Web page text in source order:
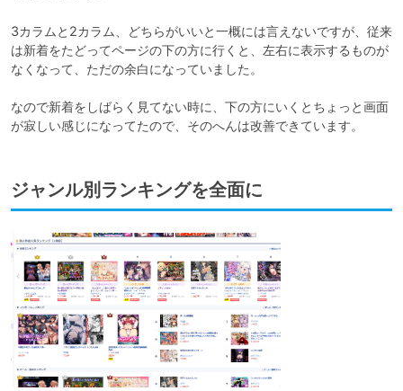
3カラムと2カラム、どちらがいいと一概には言えないですが、従来
は新着をたどってページの下の方に行くと、左右に表示するものが
なくなって、ただの余白になっていました。
なので新着をしばらく見てない時に、下の方にいくとちょっと画面
が寂しい感じになってたので、そのへんは改善できています。
ジャンル別ランキングを全面に